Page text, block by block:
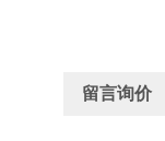
留言询价